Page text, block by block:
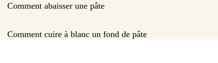
Comment abaisser une pâte
Comment cuire à blanc un fond de pâte